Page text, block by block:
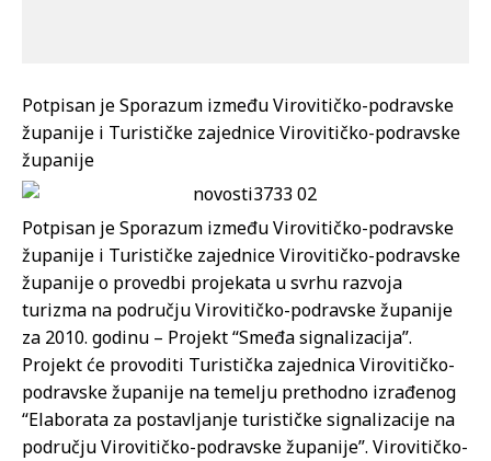
Potpisan je Sporazum između Virovitičko-podravske
županije i Turističke zajednice Virovitičko-podravske
županije
Potpisan je Sporazum između Virovitičko-podravske
županije i Turističke zajednice Virovitičko-podravske
županije o provedbi projekata u svrhu razvoja
turizma na području Virovitičko-podravske županije
za 2010. godinu – Projekt “Smeđa signalizacija”.
Projekt će provoditi Turistička zajednica Virovitičko-
podravske županije na temelju prethodno izrađenog
“Elaborata za postavljanje turističke signalizacije na
području Virovitičko-podravske županije”. Virovitičko-